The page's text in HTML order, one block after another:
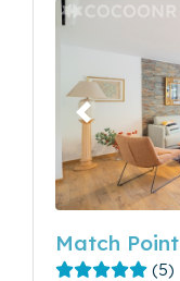
Précédent
Match Point
(5)